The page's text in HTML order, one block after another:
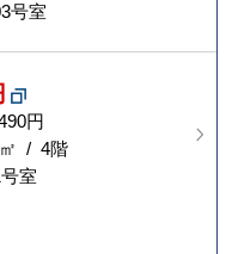
号室
円
/ 4階
室